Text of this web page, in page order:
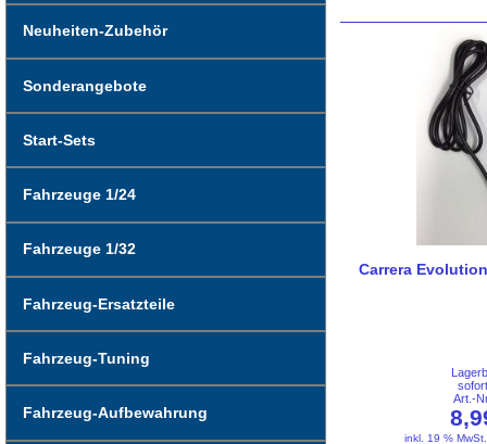
Neuheiten-Zubehör
Sonderangebote
Start-Sets
Fahrzeuge 1/24
Fahrzeuge 1/32
Fahrzeug-Ersatzteile
Fahrzeug-Tuning
Fahrzeug-Aufbewahrung
Carrera
Art.-
inkl. 19 %